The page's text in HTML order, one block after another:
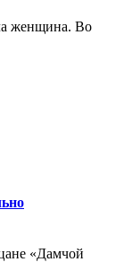
женщина. Во
«Дамчой